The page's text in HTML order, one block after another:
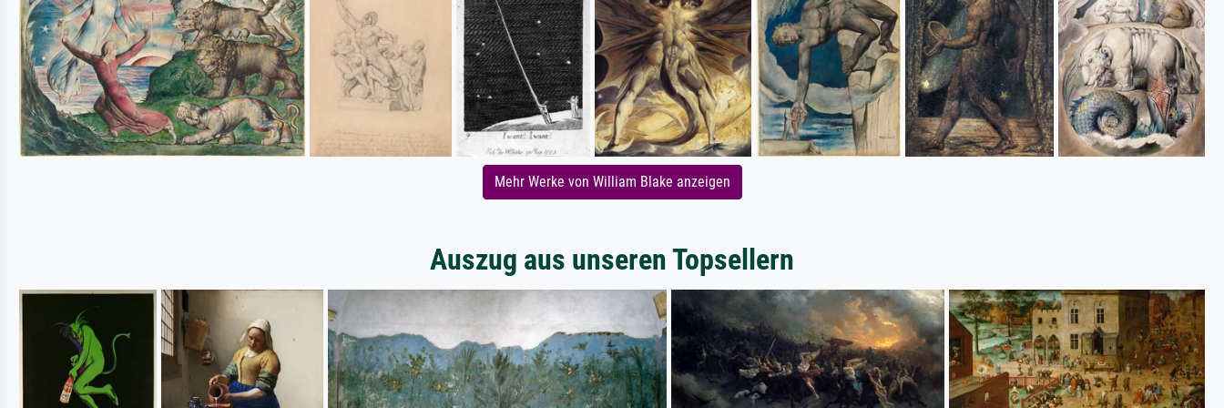
Mehr Werke von William Blake anzeigen
Auszug aus unseren Topsellern